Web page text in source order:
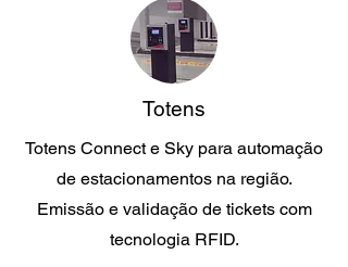
Totens
Totens Connect e Sky para automação
de estacionamentos na região.
Emissão e validação de tickets com
tecnologia RFID.